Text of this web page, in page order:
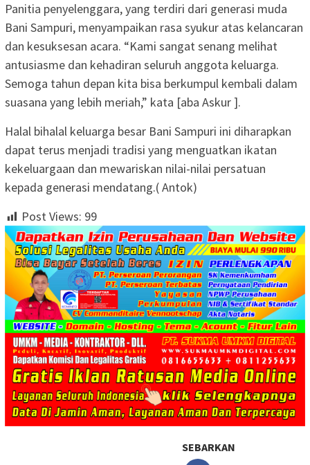
Panitia penyelenggara, yang terdiri dari generasi muda
Bani Sampuri, menyampaikan rasa syukur atas kelancaran
dan kesuksesan acara. “Kami sangat senang melihat
antusiasme dan kehadiran seluruh anggota keluarga.
Semoga tahun depan kita bisa berkumpul kembali dalam
suasana yang lebih meriah,” kata [aba Askur ].
Halal bihalal keluarga besar Bani Sampuri ini diharapkan
dapat terus menjadi tradisi yang menguatkan ikatan
kekeluargaan dan mewariskan nilai-nilai persatuan
kepada generasi mendatang.( Antok)
Post Views: 99
SEBARKAN